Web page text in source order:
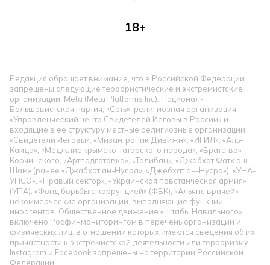
18+
Редакция обращает внимание, что в Российской Федерации
запрещены следующие террористические и экстремистские
организации: Meta (Meta Platforms Inc), Национал-
Большевистская партия, «Сеть», религиозная организация
«Управленческий центр Свидетелей Иеговы в России» и
входящие в ее структуру местные религиозные организации,
«Свидетели Иеговы», «Мизантропик Дивижн», «ИГИЛ», «Аль-
Каида», «Меджлис крымско-татарского народа», «Братство»
Корчинского, «Артподготовка», «Талибан», «Джабхат Фатх аш-
Шам» (ранее «Джабхат ан-Нусра», «Джебхат ан-Нусра»), «УНА-
УНСО», «Правый сектор», «Украинская повстанческая армия»
(УПА). «Фонд борьбы с коррупцией» (ФБК), «Альянс врачей» —
некоммерческие организации, выполняющие функции
иноагентов. Общественное движение «Штабы Навального»
включено Росфинмониторингом в перечень организаций и
физических лиц, в отношении которых имеются сведения об их
причастности к экстремистской деятельности или терроризму.
Instagram и Facebook запрещены на территории Российской
Федерации.